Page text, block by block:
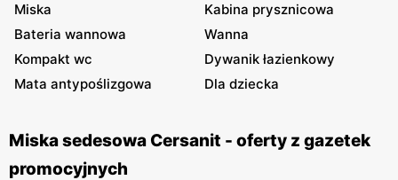
Miska
Kabina prysznicowa
Bateria wannowa
Wanna
Kompakt wc
Dywanik łazienkowy
Mata antypoślizgowa
Dla dziecka
Miska sedesowa Cersanit - oferty z gazetek
promocyjnych